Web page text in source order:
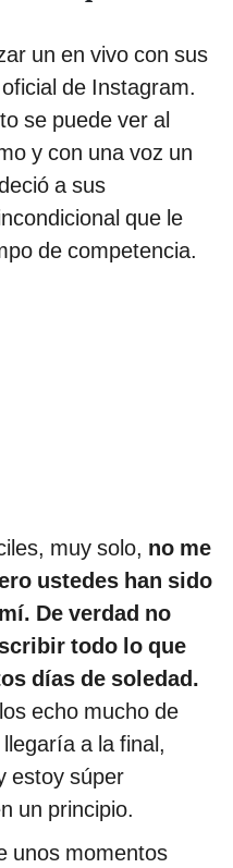
un en vivo con sus
de Instagram.
se puede ver al
y con una voz un
a sus
que le
de competencia.
muy solo, no me
ustedes han sido
De verdad no
todo lo que
días de soledad.
echo mucho de
a la final,
estoy súper
un principio.
unos momentos